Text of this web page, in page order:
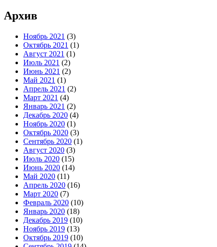
Архив
Ноябрь 2021 (3)
Октябрь 2021 (1)
Август 2021 (1)
Июль 2021 (2)
Июнь 2021 (2)
Май 2021 (1)
Апрель 2021 (2)
Март 2021 (4)
Январь 2021 (2)
Декабрь 2020 (4)
Ноябрь 2020 (1)
Октябрь 2020 (3)
Сентябрь 2020 (1)
Август 2020 (3)
Июль 2020 (15)
Июнь 2020 (14)
Май 2020 (11)
Апрель 2020 (16)
Март 2020 (7)
Февраль 2020 (10)
Январь 2020 (18)
Декабрь 2019 (10)
Ноябрь 2019 (13)
Октябрь 2019 (10)